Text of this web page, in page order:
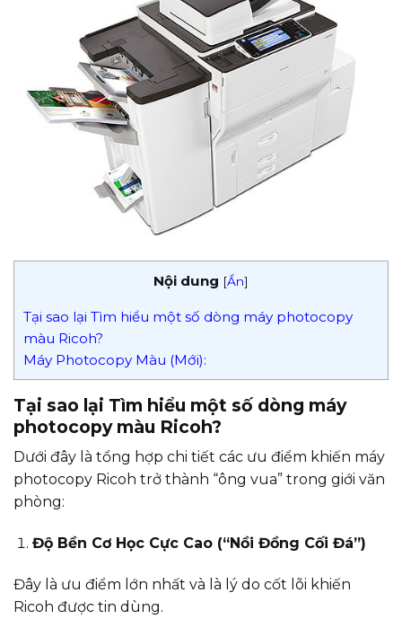
Nội dung [Ẩn]
Tại sao lại Tìm hiểu một số dòng máy photocopy
màu Ricoh?
Máy Photocopy Màu (Mới):
Tại sao lại Tìm hiểu một số dòng máy
photocopy màu Ricoh?
Dưới đây là tổng hợp chi tiết các ưu điểm khiến máy
photocopy Ricoh trở thành “ông vua” trong giới văn
phòng:
Độ Bền Cơ Học Cực Cao (“Nồi Đồng Cối Đá”)
Đây là ưu điểm lớn nhất và là lý do cốt lõi khiến
Ricoh được tin dùng.